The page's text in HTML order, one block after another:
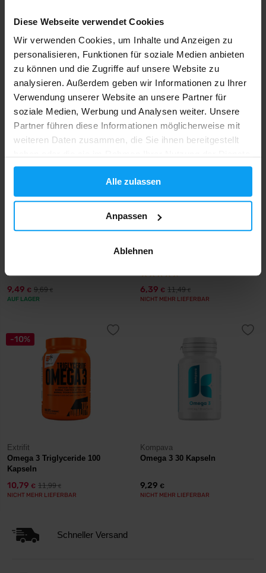
Diese Webseite verwendet Cookies
Wir verwenden Cookies, um Inhalte und Anzeigen zu
personalisieren, Funktionen für soziale Medien anbieten
zu können und die Zugriffe auf unsere Website zu
analysieren. Außerdem geben wir Informationen zu Ihrer
Verwendung unserer Website an unsere Partner für
soziale Medien, Werbung und Analysen weiter. Unsere
Partner führen diese Informationen möglicherweise mit
weiteren Daten zusammen, die Sie ihnen bereitgestellt
gesammelt haben.
Alle zulassen
Anpassen
Ablehnen
BioTech USA
Mega Omega 3 90 capsules
15,90€
Scitec Nutrition
Omega 3 100 capsules
16,90€
-2%
9,49 € 9,69€
AUF LAGER
-44%
MyVitamins Omega 3-6-9 120
6,39 € 11,49€
NICHT MEHR LIEFERBAR
-10%
Extrifit
Omega 3 Triglyceride 100
Kapseln
10,79 € 11,99€
NICHT MEHR LIEFERBAR
Kompava
Omega 3 30 Kapseln
9,29 €
NICHT MEHR LIEFERBAR
Schneller Versand